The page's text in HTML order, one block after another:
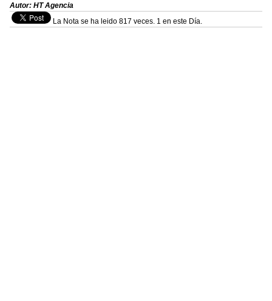
Autor: HT Agencia
La Nota se ha leido 817 veces. 1 en este Día.